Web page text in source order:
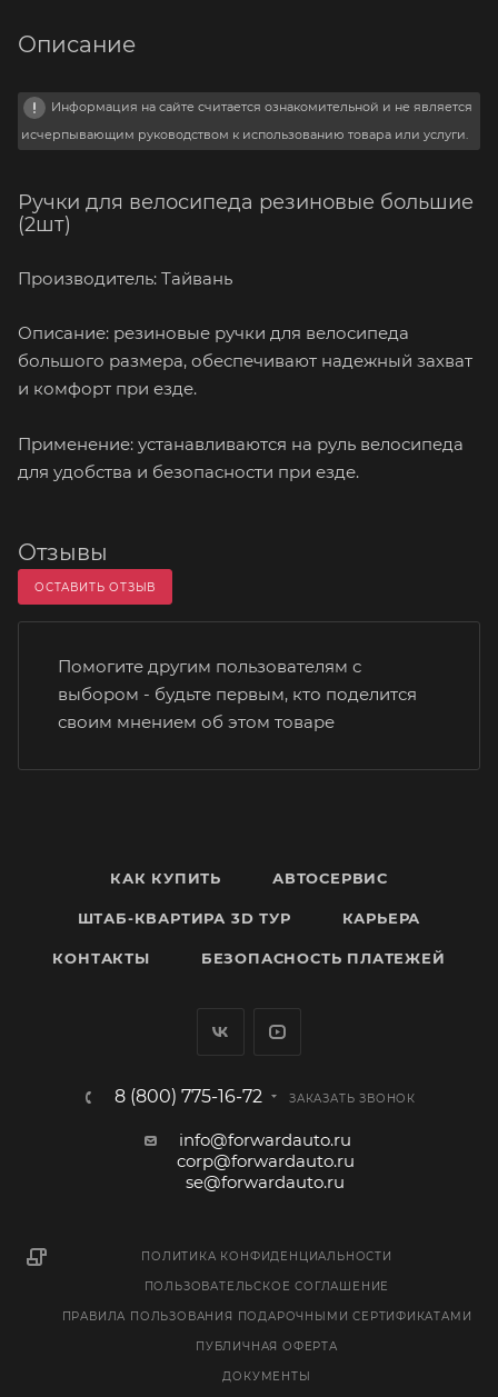
Описание
Информация на сайте считается ознакомительной и не является
исчерпывающим руководством к использованию товара или услуги.
Ручки для велосипеда резиновые большие
(2шт)
Производитель: Тайвань
Описание: резиновые ручки для велосипеда
большого размера, обеспечивают надежный захват
и комфорт при езде.
Применение: устанавливаются на руль велосипеда
для удобства и безопасности при езде.
Отзывы
ОСТАВИТЬ ОТЗЫВ
Помогите другим пользователям с
выбором - будьте первым, кто поделится
своим мнением об этом товаре
КАК КУПИТЬ АВТОСЕРВИС
ШТАБ-КВАРТИРА 3D ТУР КАРЬЕРА
КОНТАКТЫ БЕЗОПАСНОСТЬ ПЛАТЕЖЕЙ
8 (800) 775-16-72 ЗАКАЗАТЬ ЗВОНОК
info@forwardauto.ru
corp@forwardauto.ru
se@forwardauto.ru
ПОЛИТИКА КОНФИДЕНЦИАЛЬНОСТИ
ПОЛЬЗОВАТЕЛЬСКОЕ СОГЛАШЕНИЕ
ПРАВИЛА ПОЛЬЗОВАНИЯ ПОДАРОЧНЫМИ СЕРТИФИКАТАМИ
ПУБЛИЧНАЯ ОФЕРТА
ДОКУМЕНТЫ